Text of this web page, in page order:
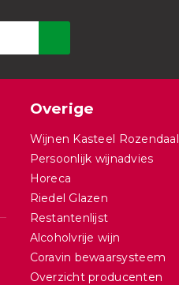
Overige
Wijnen Kasteel Rozendaal
Persoonlijk wijnadvies
Horeca
Riedel Glazen
Restantenlijst
Alcoholvrije wijn
Coravin bewaarsysteem
Overzicht producenten